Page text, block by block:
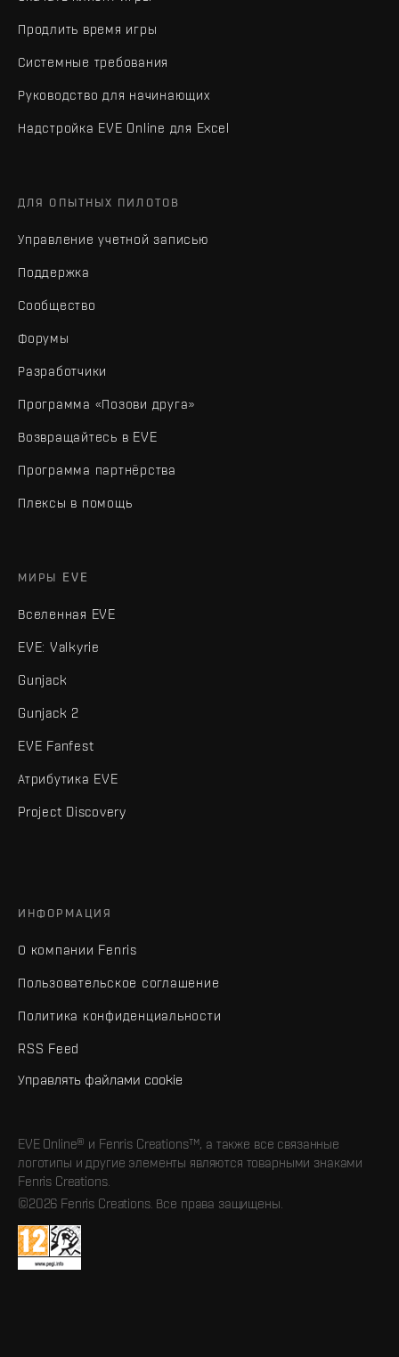
Продлить время игры
Системные требования
Руководство для начинающих
Надстройка EVE Online для Excel
ДЛЯ ОПЫТНЫХ ПИЛОТОВ
Управление учетной записью
Поддержка
Сообщество
Форумы
Разработчики
Программа «Позови друга»
Возвращайтесь в EVE
Программа партнёрства
Плексы в помощь
МИРЫ EVE
Вселенная EVE
EVE: Valkyrie
Gunjack
Gunjack 2
EVE Fanfest
Атрибутика EVE
Project Discovery
ИНФОРМАЦИЯ
О компании Fenris
Пользовательское соглашение
Политика конфиденциальности
RSS Feed
Управлять файлами cookie
EVE Online® и Fenris Creations™, а также все связанные
логотипы и другие элементы являются товарными знаками
Fenris Creations.
©2026 Fenris Creations. Все права защищены.